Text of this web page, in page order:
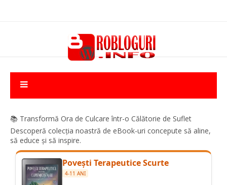
📚 Transformă Ora de Culcare într-o Călătorie de Suflet
Descoperă colecția noastră de eBook-uri concepute să aline,
să educe și să inspire.
Povești Terapeutice Scurte
4-11 ANI